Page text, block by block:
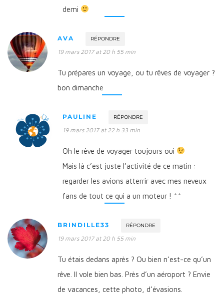
demi
AVA RÉPONDRE
19 mars 2017 at 20 h 55 min
Tu prépares un voyage, ou tu rêves de voyager ?
bon dimanche
PAULINE RÉPONDRE
19 mars 2017 at 22 h 33 min
Oh le rêve de voyager toujours oui
Mais là c’est juste l’activité de ce matin :
regarder les avions atterrir avec mes neveux
fans de tout ce qui a un moteur ! ^^
BRINDILLE33 RÉPONDRE
19 mars 2017 at 20 h 55 min
Tu étais dedans après ? Ou bien n’est-ce qu’un
rêve. Il vole bien bas. Près d’un aéroport ? Envie
de vacances, cette photo, d’évasions.